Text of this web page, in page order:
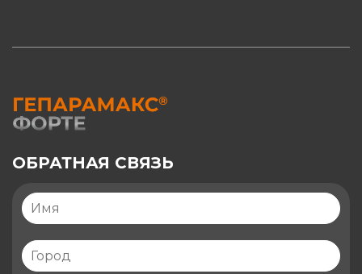
ОБРАТНАЯ СВЯЗЬ